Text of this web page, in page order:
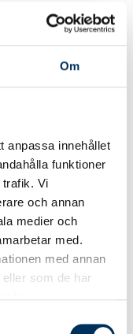
Om
anpassa innehållet
funktioner
Vi
och annan
medier och
med.
med annan
som de har
och
och svar om
Du har
av
om att